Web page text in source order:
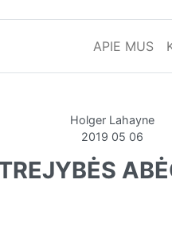
APIE MUS
Holger Lahayne
2019 05 06